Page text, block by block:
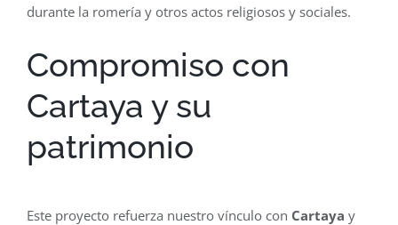
durante la romería y otros actos religiosos y sociales.
Compromiso con
Cartaya y su
patrimonio
Este proyecto refuerza nuestro vínculo con Cartaya y